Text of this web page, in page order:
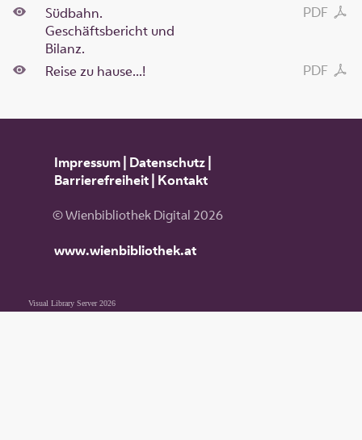
PDF
Südbahn.
Geschäftsbericht und
Bilanz.
PDF
Reise zu hause...!
Impressum| Datenschutz|
Barrierefreiheit| Kontakt
© Wienbibliothek Digital 2026
www.wienbibliothek.at
Visual Library Server 2026